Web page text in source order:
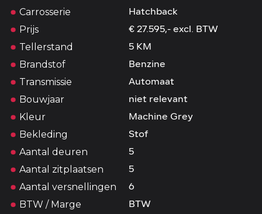
Carrosserie Hatchback
Prijs € 27.595,- excl. BTW
Tellerstand 5 KM
Brandstof Benzine
Transmissie Automaat
Bouwjaar niet relevant
Kleur Machine Grey
Bekleding Stof
Aantal deuren 5
Aantal zitplaatsen 5
Aantal versnellingen 6
BTW / Marge BTW